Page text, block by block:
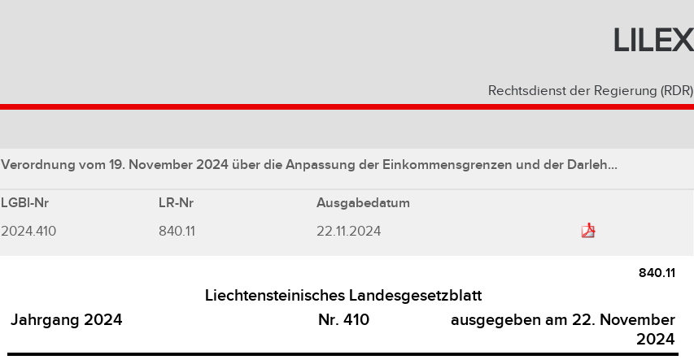
LILEX
Rechtsdienst der Regierung (RDR)
Verordnung vom 19. November 2024 über die Anpassung der Einkommensgrenzen und der Darleh...
LGBl-Nr LR-Nr Ausgabedatum
2024.410 840.11 22.11.2024